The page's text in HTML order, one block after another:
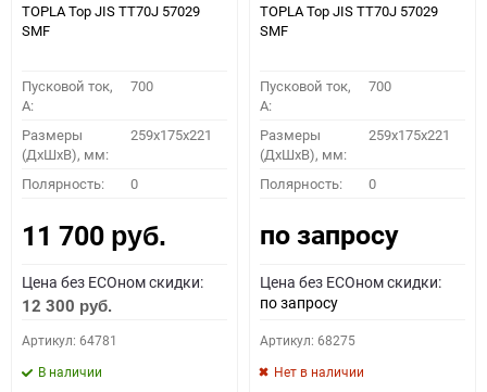
TOPLA Top JIS TT70J 57029
SMF
Пусковой ток,
A:
700
Размеры
(ДхШхВ), мм:
259x175x221
Полярность: 0
11 700 руб.
Цена без ECOном скидки:
12 300 руб.
Артикул: 64781
В наличии
TOPLA Top JIS TT70J 57029
SMF
Пусковой ток,
A:
700
Размеры
(ДхШхВ), мм:
259x175x221
Полярность: 0
по запросу
Цена без ECOном скидки:
по запросу
Артикул: 68275
Нет в наличии